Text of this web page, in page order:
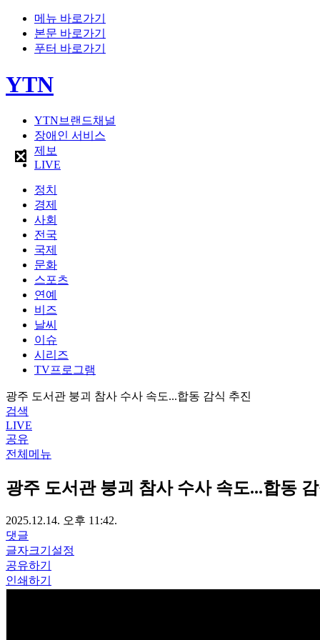
메뉴 바로가기
본문 바로가기
푸터 바로가기
YTN
YTN브랜드채널
장애인 서비스
제보
LIVE
정치
경제
사회
전국
국제
문화
스포츠
연예
비즈
날씨
이슈
시리즈
TV프로그램
광주 도서관 붕괴 참사 수사 속도...합동 감식 추진
검색
LIVE
공유
전체메뉴
광주 도서관 붕괴 참사 수사 속도...합동
2025.12.14. 오후 11:42.
댓글
글자크기설정
공유하기
인쇄하기